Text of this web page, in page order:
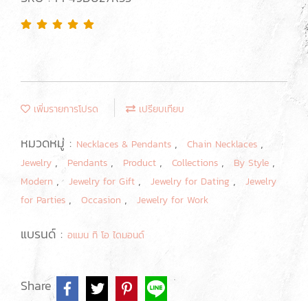
เพิ่มรายการโปรด เปรียบเทียบ
หมวดหมู่ : Necklaces & Pendants , Chain Necklaces ,
Jewelry , Pendants , Product , Collections , By Style ,
Modern , Jewelry for Gift , Jewelry for Dating ,
Jewelry
for Parties , Occasion , Jewelry for Work
แบรนด์ : อแมน ทิ โอ ไดมอนด์
Share